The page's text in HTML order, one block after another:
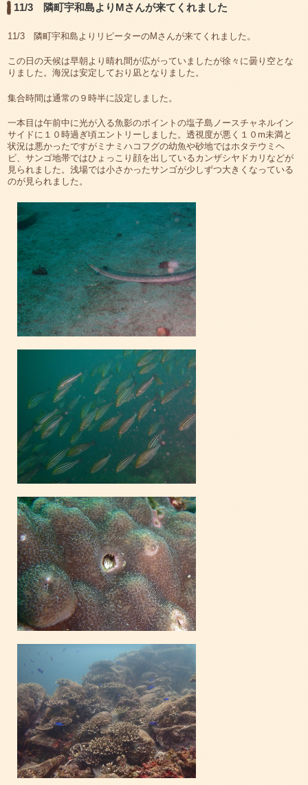
11/3 隣町宇和島よりMさんが来てくれました
11/3 隣町宇和島よりリピーターのMさんが来てくれました。
この日の天候は早朝より晴れ間が広がっていましたが徐々に曇り空とな
りました。海況は安定しており凪となりました。
集合時間は通常の９時半に設定しました。
一本目は午前中に光が入る魚影のポイントの塩子島ノースチャネルイン
サイドに１０時過ぎ頃エントリーしました。透視度が悪く１０m未満と
状況は悪かったですがミナミハコフグの幼魚や砂地ではホタテウミヘ
ビ、サンゴ地帯ではひょっこり顔を出しているカンザシヤドカリなどが
見られました。浅場では小さかったサンゴが少しずつ大きくなっている
のが見られました。